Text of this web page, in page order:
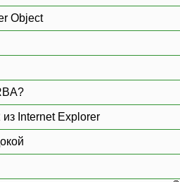
Object
из Internet Explorer